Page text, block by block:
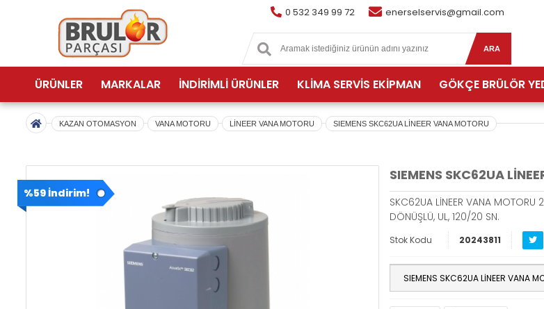
0 532 349 99 72 enerselservis@gmail.com
ARA
ÜRÜNLER MARKALAR İNDİRİMLİ ÜRÜNLER KLİMA SERVİS EKİPMAN GÖKÇE BRÜLÖR
KAZAN OTOMASYON VANA MOTORU LİNEER VANA MOTORU SIEMENS SKC62UA LİNEER VANA MOTORU
%59 İndirim!
SIEMENS SKC62UA
SKC62UA LİNEER VANA
DÖNÜŞLÜ, UL, 120/20 SN.
Stok Kodu 20243811